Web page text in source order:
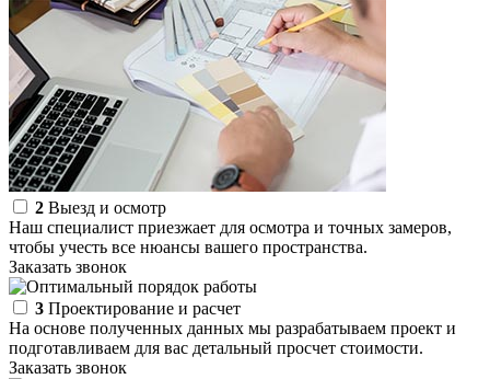
2 Выезд и осмотр
Наш специалист приезжает для осмотра и точных замеров,
чтобы учесть все нюансы вашего пространства.
Заказать звонок
3 Проектирование и расчет
На основе полученных данных мы разрабатываем проект и
подготавливаем для вас детальный просчет стоимости.
Заказать звонок